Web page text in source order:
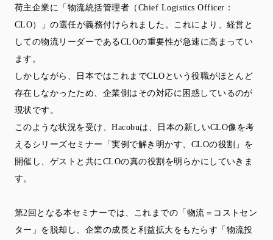
荷主企業に「物流統括管理者（Chief Logistics Officer：
CLO）」の選任が義務付けられました。これにより、経営と
しての物流リーダーであるCLOの重要性が急速に高まってい
ます。
しかしながら、日本ではこれまでCLOという役職がほとんど
存在しなかったため、企業側はその対応に困惑しているのが
現状です。
このような状況を受け、Hacobuは、日本の新しいCLO像を考
えるシリーズセミナー「実例で解き明かす、CLOの役割」を
開催し、ゲストと共にCLOの真の役割を明らかにしていきま
す。
第2回となる本セミナーでは、これまでの「物流＝コストセン
ター」を脱却し、企業の成長と利益拡大をもたらす「物流投